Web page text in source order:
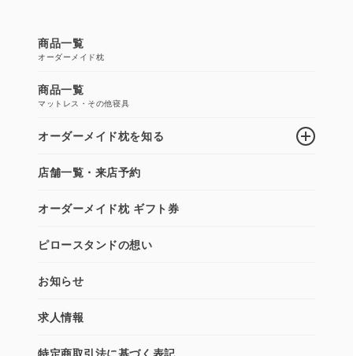
商品一覧
オーダーメイド枕
商品一覧
マットレス・その他寝具
オーダーメイド枕を知る
店舗一覧・来店予約
オーダーメイド枕 ギフト券
ピロースタンドの想い
お知らせ
求人情報